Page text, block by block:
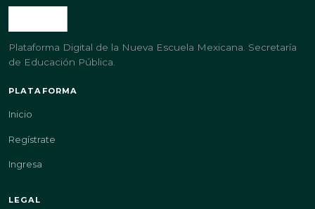
Plataforma Digital de la Nueva Escuela Mexicana. Secretaría
de Educación Pública.
PLATAFORMA
Inicio
Regístrate
Ingresa
LEGAL